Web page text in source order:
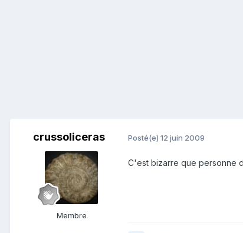
crussoliceras
Membre
Posté(e) 12 juin 2009
C'est bizarre que personne